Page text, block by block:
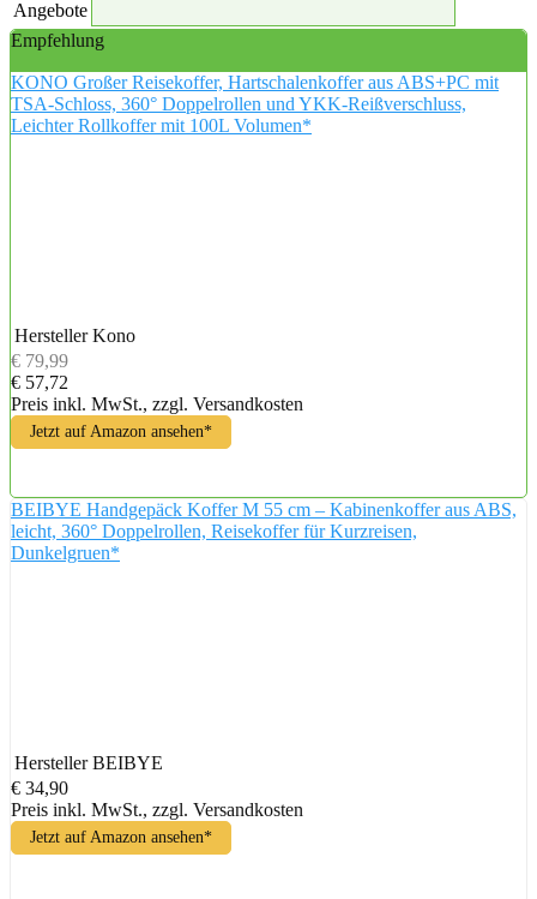
Angebote
Empfehlung
KONO Großer Reisekoffer, Hartschalenkoffer aus ABS+PC mit
TSA-Schloss, 360° Doppelrollen und YKK-Reißverschluss,
Leichter Rollkoffer mit 100L Volumen*
Hersteller Kono
€ 79,99
€ 57,72
Preis inkl. MwSt., zzgl. Versandkosten
Jetzt auf Amazon ansehen*
BEIBYE Handgepäck Koffer M 55 cm – Kabinenkoffer aus ABS,
leicht, 360° Doppelrollen, Reisekoffer für Kurzreisen,
Dunkelgruen*
Hersteller BEIBYE
€ 34,90
Preis inkl. MwSt., zzgl. Versandkosten
Jetzt auf Amazon ansehen*